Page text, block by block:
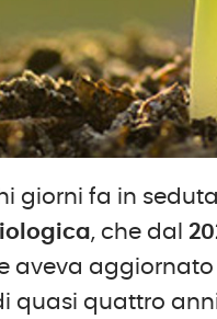
giorni fa in
, che dal
aveva
quasi quattro